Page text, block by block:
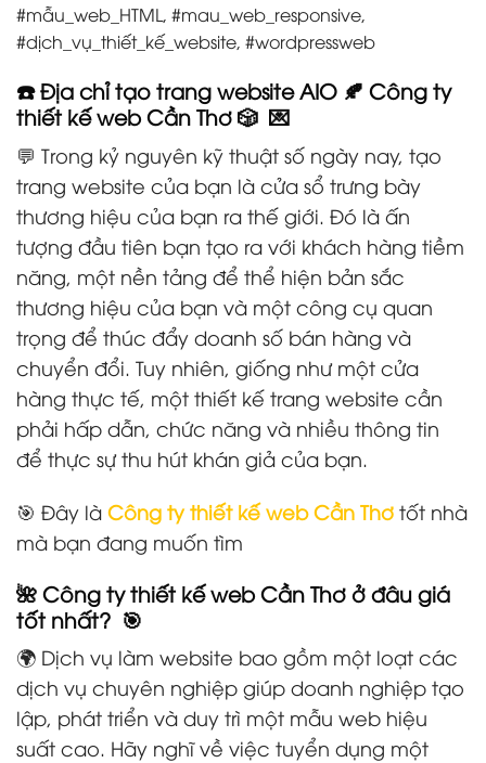
#mẫu_web_HTML, #mau_web_responsive,
#dịch_vụ_thiết_kế_website, #wordpressweb
☎️ Địa chỉ tạo trang website AIO 🍂 Công ty
thiết kế web Cần Thơ 🎲 💌
💬 Trong kỷ nguyên kỹ thuật số ngày nay, tạo
trang website của bạn là cửa sổ trưng bày
thương hiệu của bạn ra thế giới. Đó là ấn
tượng đầu tiên bạn tạo ra với khách hàng tiềm
năng, một nền tảng để thể hiện bản sắc
thương hiệu của bạn và một công cụ quan
trọng để thúc đẩy doanh số bán hàng và
chuyển đổi. Tuy nhiên, giống như một cửa
hàng thực tế, một thiết kế trang website cần
phải hấp dẫn, chức năng và nhiều thông tin
để thực sự thu hút khán giả của bạn.
🎯 Đây là Công ty thiết kế web Cần Thơ tốt nhà
mà bạn đang muốn tìm
🌺 Công ty thiết kế web Cần Thơ ở đâu giá
tốt nhất? 🎯
🌍 Dịch vụ làm website bao gồm một loạt các
dịch vụ chuyên nghiệp giúp doanh nghiệp tạo
lập, phát triển và duy trì một mẫu web hiệu
suất cao. Hãy nghĩ về việc tuyển dụng một